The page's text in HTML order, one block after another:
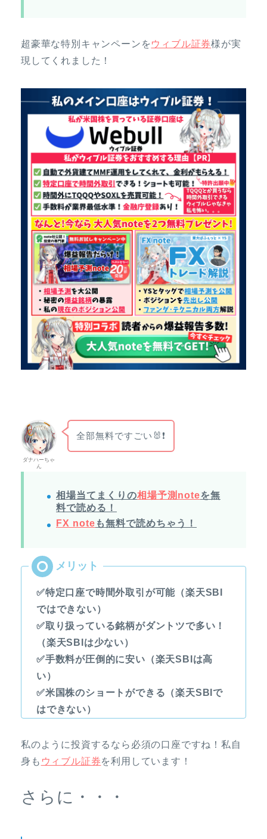
超豪華な特別キャンペーンを ウィブル証券様が実
現してくれました！
ダナハーちゃ
ん
全部無料ですごい🐰❗
相場当てまくりの相場予測noteを無
料で読める！
FX note も無料で読めちゃう！
✅特定口座で時間外取引が可能（楽天SBI
ではできない）
✅取り扱っている銘柄がダントツで多い！
（楽天SBIは少ない）
✅手数料が圧倒的に安い（楽天SBIは高
い）
✅米国株のショートができる（楽天SBIで
はできない）
私のように投資するなら必須の口座ですね！私自
身も ウィブル証券を利用しています！
さらに・・・